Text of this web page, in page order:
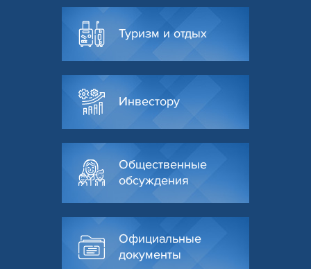
Туризм и отдых
Инвестору
Общественные
обсуждения
Официальные
документы